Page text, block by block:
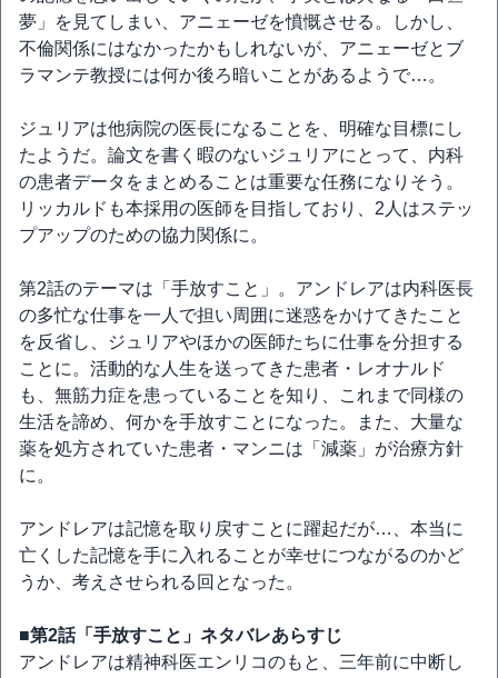
夢」を見てしまい、アニェーゼを憤慨させる。しかし、
不倫関係にはなかったかもしれないが、アニェーゼとブ
ラマンテ教授には何か後ろ暗いことがあるようで…。
ジュリアは他病院の医長になることを、明確な目標にし
たようだ。論文を書く暇のないジュリアにとって、内科
の患者データをまとめることは重要な任務になりそう。
リッカルドも本採用の医師を目指しており、2人はステッ
プアップのための協力関係に。
第2話のテーマは「手放すこと」。アンドレアは内科医長
の多忙な仕事を一人で担い周囲に迷惑をかけてきたこと
を反省し、ジュリアやほかの医師たちに仕事を分担する
ことに。活動的な人生を送ってきた患者・レオナルド
も、無筋力症を患っていることを知り、これまで同様の
生活を諦め、何かを手放すことになった。また、大量な
薬を処方されていた患者・マンニは「減薬」が治療方針
に。
アンドレアは記憶を取り戻すことに躍起だが…、本当に
亡くした記憶を手に入れることが幸せにつながるのかど
うか、考えさせられる回となった。
■第2話「手放すこと」ネタバレあらすじ
アンドレアは精神科医エンリコのもと、三年前に中断し